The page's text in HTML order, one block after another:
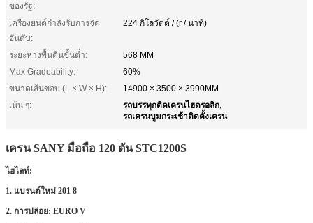
ของรัฐ:
เครื่องยนต์กำลังรับการจัด
อันดับ:
224 กิโลวัตต์ / (r / นาที)
ระยะห่างพื้นดินขั้นต่ำ:
568 MM
Max Gradeability:
60%
ขนาดเส้นขอบ (L × W × H):
14900 × 3500 × 3990MM
เน้น ๆ:
รถบรรทุกติดเครนไฮดรอลิก,
รถเครนบูมกระเช้าติดตั้งเครน
เครน SANY มือถือ 120 ตัน STC1200S
ไฮไลท์:
1. แบรนด์ใหม่ 201 8
2. การปล่อย: EURO V